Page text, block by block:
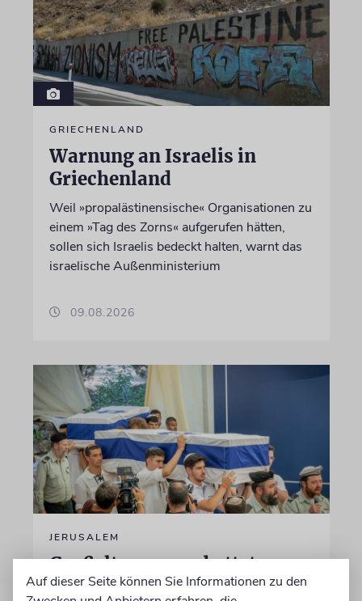
GRIECHENLAND
Warnung an Israelis in
Griechenland
Weil »propalästinensische« Organisationen zu
einem »Tag des Zorns« aufgerufen hätten,
sollen sich Israelis bedeckt halten, warnt das
israelische Außenministerium
09.08.2026
JERUSALEM
Großeltern umgebettet:
Theodor Herzls letzter Wille
Auf dieser Seite können Sie Informationen zu den